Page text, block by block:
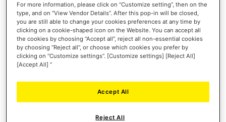
For more information, please click on “Customize setting”, then on the
type, and on “View Vendor Details”. After this pop-in will be closed,
you are still able to change your cookies preferences at any time by
clicking on a cookie-shaped icon on the Website. You can accept all
the cookies by choosing “Accept all”, reject all non-essential cookies
by choosing “Reject all”, or choose which cookies you prefer by
clicking on “Customize settings”. [Customize settings] [Reject All]
[Accept All] ”
Reject All
Accept All